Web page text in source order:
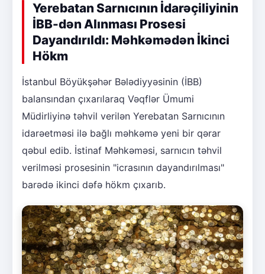
Yerebatan Sarnıcının İdarəçiliyinin
İBB-dən Alınması Prosesi
Dayandırıldı: Məhkəmədən İkinci
Hökm
İstanbul Böyükşəhər Bələdiyyəsinin (İBB)
balansından çıxarılaraq Vəqflər Ümumi
Müdirliyinə təhvil verilən Yerebatan Sarnıcının
idarəetməsi ilə bağlı məhkəmə yeni bir qərar
qəbul edib. İstinaf Məhkəməsi, sarnıcın təhvil
verilməsi prosesinin "icrasının dayandırılması"
barədə ikinci dəfə hökm çıxarıb.